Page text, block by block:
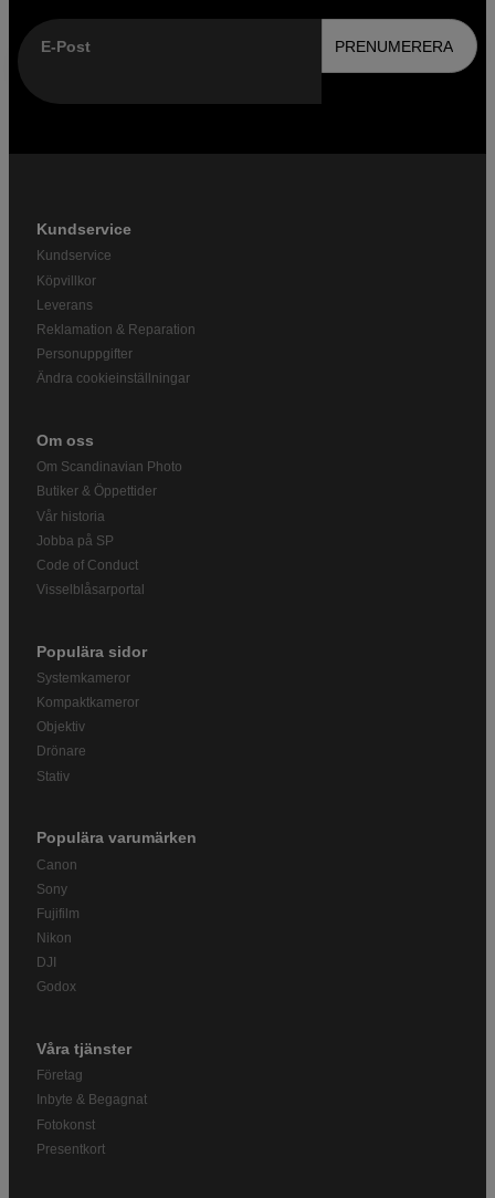
E-Post PRENUMERERA
Kundservice
Kundservice
Köpvillkor
Leverans
Reklamation & Reparation
Personuppgifter
Ändra cookieinställningar
Om oss
Om Scandinavian Photo
Butiker & Öppettider
Vår historia
Jobba på SP
Code of Conduct
Visselblåsarportal
Populära sidor
Systemkameror
Kompaktkameror
Objektiv
Drönare
Stativ
Populära varumärken
Canon
Sony
Fujifilm
Nikon
DJI
Godox
Våra tjänster
Företag
Inbyte & Begagnat
Fotokonst
Presentkort